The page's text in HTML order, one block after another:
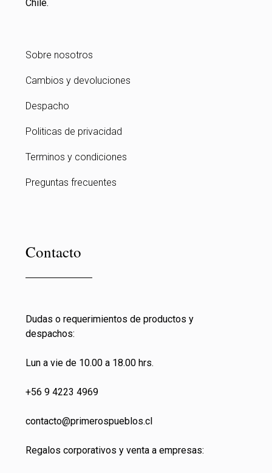
Chile.
Sobre nosotros
Cambios y devoluciones
Despacho
Politicas de privacidad
Terminos y condiciones
Preguntas frecuentes
Contacto
Dudas o requerimientos de productos y
despachos:
Lun a vie de 10.00 a 18.00 hrs.
+56 9 4223 4969
contacto@primerospueblos.cl
Regalos corporativos y venta a empresas: